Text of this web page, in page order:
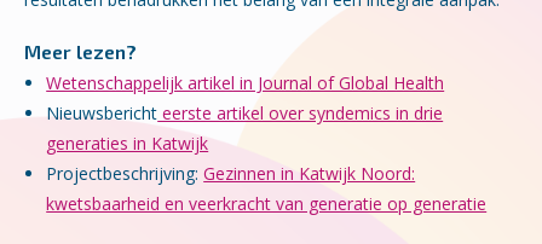
Meer lezen?
Wetenschappelijk artikel in Journal of Global Health
Nieuwsbericht eerste artikel over syndemics in drie
generaties in Katwijk
Projectbeschrijving:Gezinnen in Katwijk Noord:
kwetsbaarheid en veerkracht van generatie op generatie